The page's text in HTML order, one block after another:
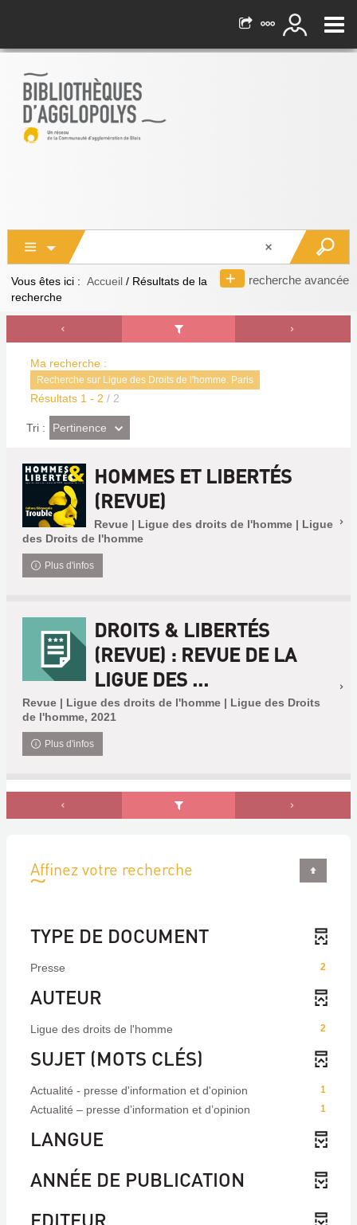
recherche avancée
Vous êtes ici : Accueil / Résultats de la
recherche
Ma recherche :
Recherche sur Ligue des Droits de l'homme. Paris
Résultats 1 - 2 / 2
Tri : (Effet
imédiat)
Pertinence
HOMMES ET LIBERTÉS
(REVUE)
Revue | Ligue des droits de l'homme | Ligue
des Droits de l'homme
Plus d'infos
DROITS & LIBERTÉS
(REVUE) : REVUE DE LA
LIGUE DES ...
Revue | Ligue des droits de l'homme | Ligue des Droits
de l'homme, 2021
Plus d'infos
Affinez votre recherche
TYPE DE DOCUMENT
2
Presse
AUTEUR
2
Ligue des droits de l'homme
SUJET (MOTS CLÉS)
1
Actualité - presse d'information et d'opinion
1
Actualité – presse d’information et d’opinion
LANGUE
ANNÉE DE PUBLICATION
EDITEUR